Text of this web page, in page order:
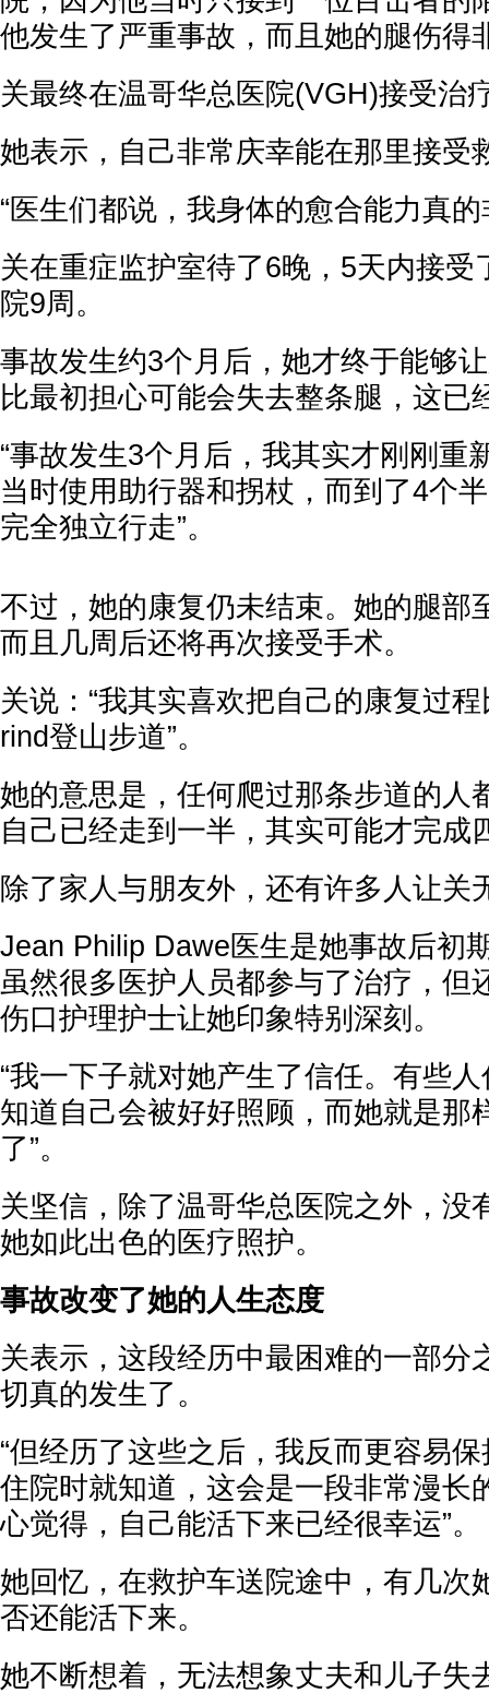
他发生了严重事故，而且她的腿伤得
关最终在温哥华总医院(VGH)接受治
她表示，自己非常庆幸能在那里接受
“医生们都说，我身体的愈合能力真
关在重症监护室待了6晚，5天内接受
院9周。
事故发生约3个月后，她才终于能够
比最初担心可能会失去整条腿，这已
“事故发生3个月后，我其实才刚刚重
当时使用助行器和拐杖，而到了4个
完全独立行走”。
不过，她的康复仍未结束。她的腿部
而且几周后还将再次接受手术。
关说：“我其实喜欢把自己的康复过
rind登山步道”。
她的意思是，任何爬过那条步道的
自己已经走到一半，其实可能才完成
除了家人与朋友外，还有许多人让关
Jean Philip Dawe医生是她事故后初
虽然很多医护人员都参与了治疗，但
伤口护理护士让她印象特别深刻。
“我一下子就对她产生了信任。有些
知道自己会被好好照顾，而她就是那
了”。
关坚信，除了温哥华总医院之外，没
她如此出色的医疗照护。
事故改变了她的人生态度
关表示，这段经历中最困难的一部分
切真的发生了。
“但经历了这些之后，我反而更容易
住院时就知道，这会是一段非常漫长
心觉得，自己能活下来已经很幸运”。
她回忆，在救护车送院途中，有几次
否还能活下来。
她不断想着，无法想象丈夫和儿子失